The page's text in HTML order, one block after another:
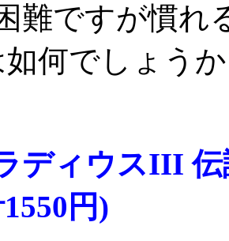
難ですが慣れ
何でしょう
ディウスIII
円)